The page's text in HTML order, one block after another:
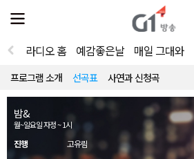
전
체
뉴
열
라디오 홈 예감좋은날 매일 그대와
프로그램 소개 선곡표 사연과 신청곡
밤&
월~일요일 자정 ~ 1시
진행 고유림